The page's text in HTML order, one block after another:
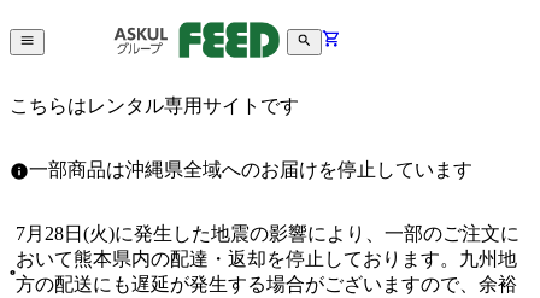
こちらはレンタル専用サイトです
一部商品は沖縄県全域へのお届けを停止しています
7月28日(火)に発生した地震の影響により、一部のご注文に
おいて熊本県内の配達・返却を停止しております。九州地
方の配送にも遅延が発生する場合がございますので、余裕